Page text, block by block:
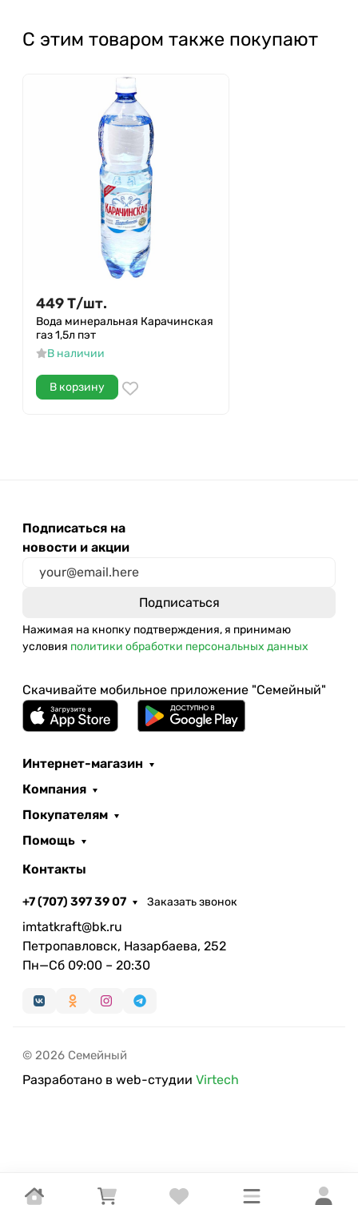
С этим товаром также покупают
449Т/шт.
Вода минеральная Карачинская
газ 1,5л пэт
В наличии
В корзину
Подписаться на
новости и акции
Нажимая на кнопку подтверждения, я принимаю
условия политики обработки персональных данных
Скачивайте мобильное приложение "Семейный"
Интернет-магазин
Компания
Покупателям
Помощь
Контакты
+7 (707) 397 39 07 Заказать звонок
imtatkraft@bk.ru
Петропавловск, Назарбаева, 252
Пн—Сб 09:00 – 20:30
© 2026 Семейный
Разработано в web-студии Virtech